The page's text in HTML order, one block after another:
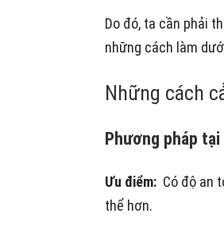
Do đó, ta cần phải
những cách làm
Những cách
Phương pháp tại
Ưu điểm: Có độ an
thể hơn.